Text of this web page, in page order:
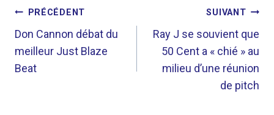
NAVIGATION
DE
L’ARTICLE
PRÉCÉDENT
Don Cannon débat du
meilleur Just Blaze
Beat
SUIVANT
Ray J se souvient que
50 Cent a « chié » au
milieu d’une réunion
de pitch